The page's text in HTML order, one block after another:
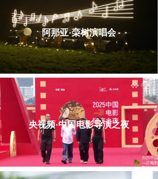
阿那亚·栾树演唱会
央视频·中国电影导演之夜